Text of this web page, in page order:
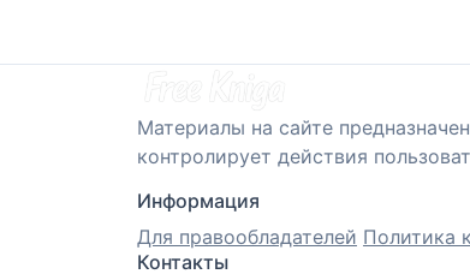
Материалы на сайте
контролирует действия
Информация
Для правообладателей Политика
Контакты